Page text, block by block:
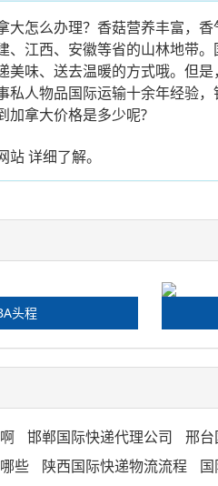
大怎么办理？香菇营养丰富，
、江西、安徽等省的山林地带
美味、送去温暖的方式哦。但
私人物品国际运输十余年经验
加拿大价格是多少呢?
站 详细了解。
头程
邯郸国际快递代理公司 邢
些
陕西国际快递物流流程